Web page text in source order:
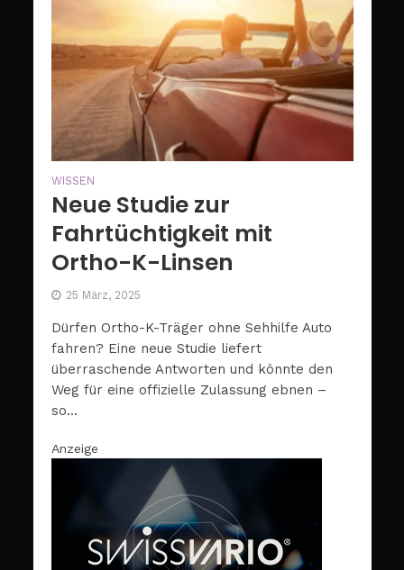
WISSEN
Neue Studie zur
Fahrtüchtigkeit mit
Ortho-K-Linsen
25 März, 2025
Dürfen Ortho-K-Träger ohne Sehhilfe Auto
fahren? Eine neue Studie liefert
überraschende Antworten und könnte den
Weg für eine offizielle Zulassung ebnen –
so...
Anzeige